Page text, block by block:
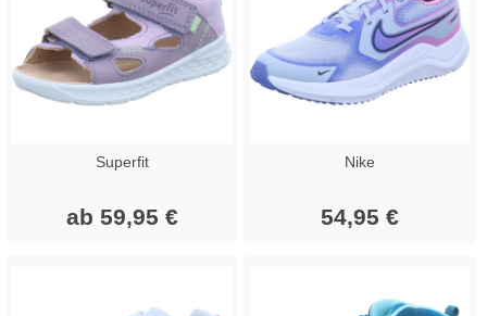
Superfit
ab 59,95 €
Nike
54,95 €